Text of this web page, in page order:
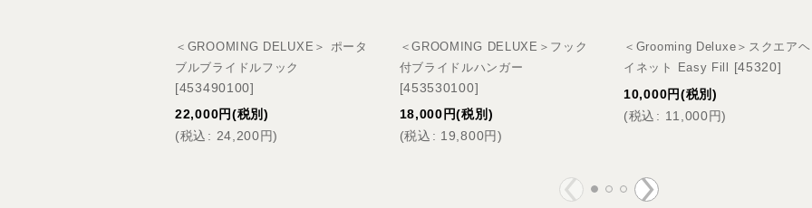
＜GROOMING DELUXE＞ ポータ
ブルブライドルフック
[453490100]
22,000円(税別)
(税込 : 24,200円)
＜GROOMING DELUXE＞フック
付ブライドルハンガー
[453530100]
18,000 円(税別)
(税込 : 19,800円)
＜Grooming Deluxe＞スクエアヘ
イネット Easy Fill
[45320]
10,000円(税別)
(税込 : 11,000円)